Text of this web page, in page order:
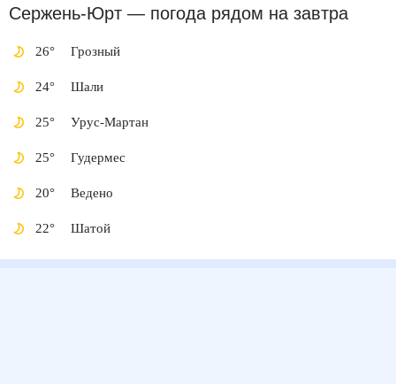
Сержень-Юрт — погода рядом на завтра
26° Грозный
24° Шали
25° Урус-Мартан
25° Гудермес
20° Ведено
22° Шатой